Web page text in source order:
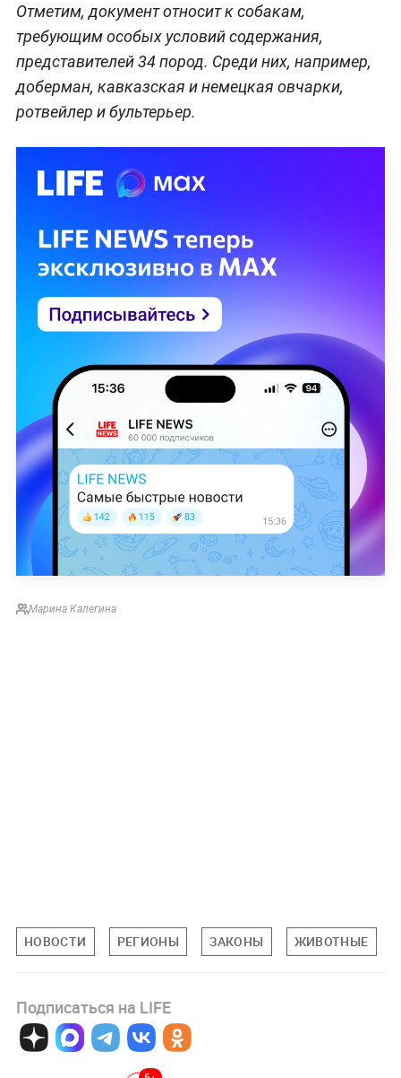
Отметим, документ относит к собакам,
требующим особых условий содержания,
представителей 34 пород. Среди них, например,
доберман, кавказская и немецкая овчарки,
ротвейлер и бультерьер.
Марина Калегина
НОВОСТИ РЕГИОНЫ ЗАКОНЫ ЖИВОТНЫЕ
Подписаться на LIFE